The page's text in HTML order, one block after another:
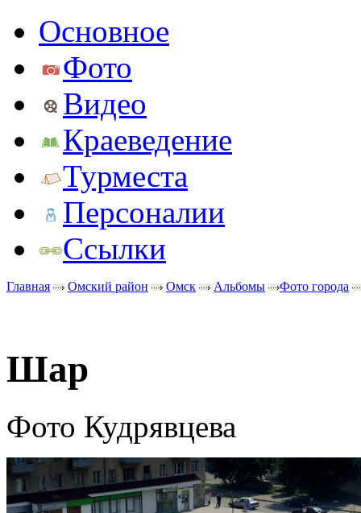
Основное
Фото
Видео
Краеведение
Турместа
Персоналии
Ссылки
Главная Омский район Омск Альбомы Фото города
Шар
Фото Кудрявцева